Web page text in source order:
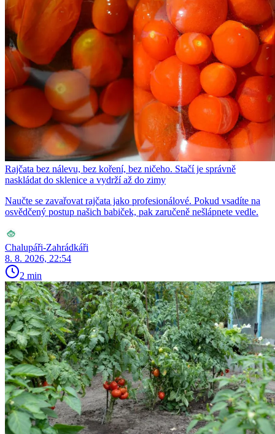
Rajčata bez nálevu, bez koření, bez ničeho. Stačí je správně
naskládat do sklenice a vydrží až do zimy
Naučte se zavařovat rajčata jako profesionálové. Pokud vsadíte na
osvědčený postup našich babiček, pak zaručeně nešlápnete vedle.
Chalupáři-Zahrádkáři
8. 8. 2026, 22:54
2 min